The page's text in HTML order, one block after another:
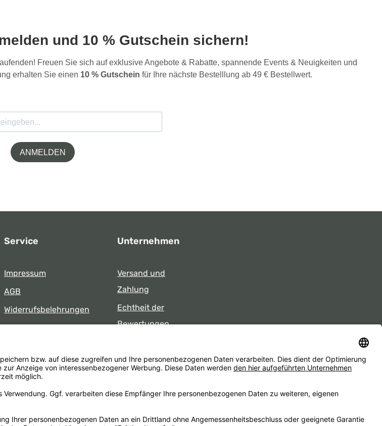
und 10 % Gutschein sichern!
Freuen Sie sich auf exklusive Angebote & Rabatte, spannende Events & Neuigkeiten und
erhalten Sie einen 10 % Gutschein für Ihre nächste Bestelllung ab 49 € Bestellwert.
ANMELDEN
Service
Impressum
AGB
Widerrufsbelehrungen
Datenschutz
Unternehmen
Versand und
Zahlung
Echtheit der
Bewertungen
Laden